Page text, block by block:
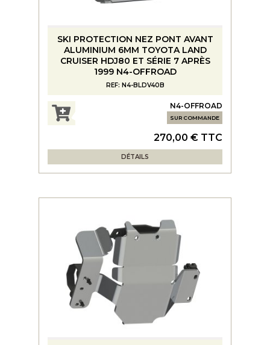
SKI PROTECTION NEZ PONT AVANT
ALUMINIUM 6MM TOYOTA LAND
CRUISER HDJ80 ET SÉRIE 7 APRÈS
1999 N4-OFFROAD
REF: N4-BLDV40B
N4-OFFROAD
SUR COMMANDE
270,00 € TTC
DÉTAILS